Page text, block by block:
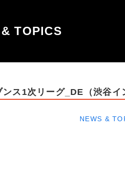
TOPICS
ス1次リーグ_DE（渋谷イ
NEWS &